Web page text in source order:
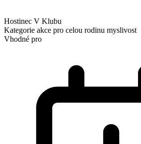
Hostinec V Klubu
Kategorie akce pro celou rodinu myslivost
Vhodné pro